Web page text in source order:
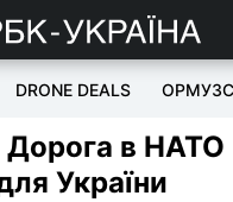
DRONE DEALS
Дорога в НАТО
України